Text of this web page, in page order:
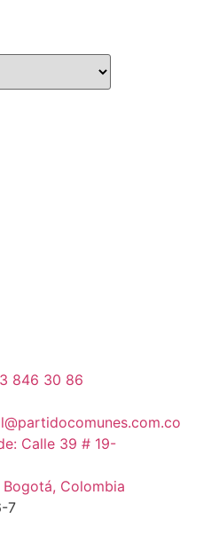
846 30 86
Calle 39 # 19-
Colombia
7